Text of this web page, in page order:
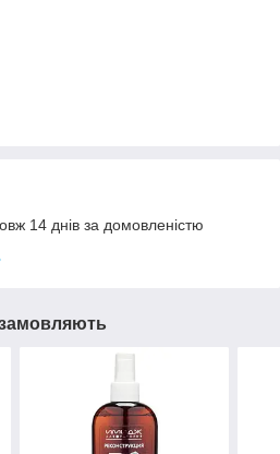
14 днів за домовленістю